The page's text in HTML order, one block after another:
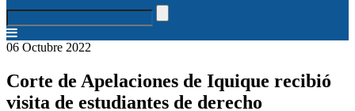
06 Octubre 2022
Corte de Apelaciones de Iquique recibió
visita de estudiantes de derecho